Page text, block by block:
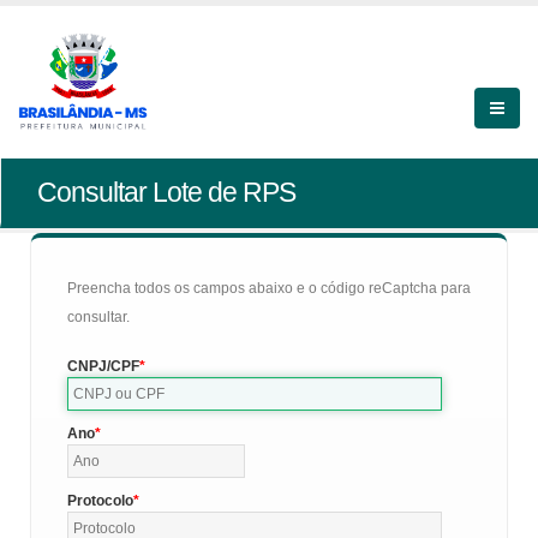
Consultar Lote de RPS
Preencha todos os campos abaixo e o código reCaptcha para
consultar.
CNPJ/CPF
Ano
Protocolo